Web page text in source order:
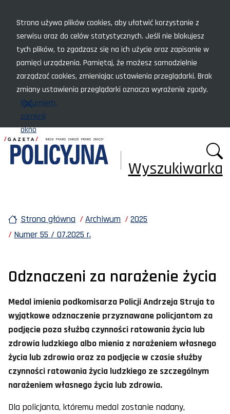
Strona używa plików cookies, aby ułatwić korzystanie z
serwisu oraz do celów statystycznych. Jeśli nie blokujesz
tych plików, to zgadzasz się na ich użycie oraz zapisanie w
pamięci urządzenia. Pamiętaj, że możesz samodzielnie
zarządzać cookies, zmieniając ustawienia przeglądarki. Brak
zmiany ustawienia przeglądarki oznacza wyrażenie zgody.
Rozumiem,
zamknij
okno
Wyszukiwarka
Strona główna Archiwum
2025
Numer 55 / 07.2025 r.
Odznaczeni za narażenie życia
Medal imienia podkomisarza Policji Andrzeja Struja to
wyjątkowe odznaczenie przyznawane policjantom za
podjęcie poza służbą czynności ratowania życia lub
zdrowia ludzkiego albo mienia z narażeniem własnego
życia lub zdrowia oraz za podjęcie w czasie służby
czynności ratowania życia ludzkiego ze szczególnym
narażeniem własnego życia lub zdrowia.
Dla policjanta, któremu medal zostanie nadany,